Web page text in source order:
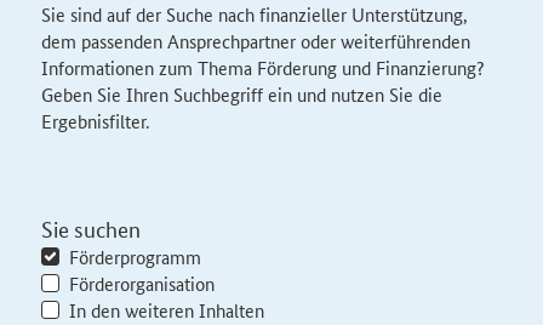
Sie sind auf der Suche nach finanzieller Unterstützung,
dem passenden Ansprechpartner oder weiterführenden
Informationen zum Thema Förderung und Finanzierung?
Geben Sie Ihren Suchbegriff ein und nutzen Sie die
Ergebnisfilter.
Sie suchen
Förderprogramm
Förderorganisation
In den weiteren Inhalten